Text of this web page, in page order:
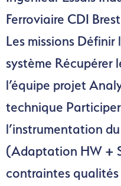
Ferroviaire CDI
Les missions Définir
système Récupérer
l’équipe projet
technique
l’instrumentation du
(Adaptation HW +
contraintes